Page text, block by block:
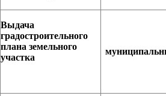
Выдача
градостроительного
плана земельного
участка